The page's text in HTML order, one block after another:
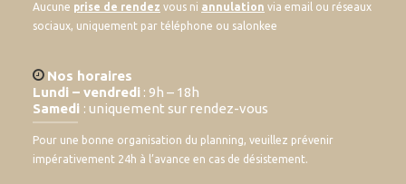
Aucune prise de rendez vous ni annulation via email ou réseaux
sociaux, uniquement par téléphone ou salonkee
Nos horaires
Lundi – vendredi : 9h – 18h
Samedi : uniquement sur rendez-vous
Pour une bonne organisation du planning, veuillez prévenir
impérativement 24h à l’avance en cas de désistement.